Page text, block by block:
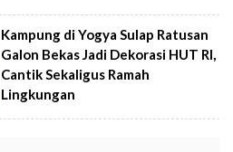
Kampung di Yogya Sulap Ratusan
Galon Bekas Jadi Dekorasi HUT RI,
Cantik Sekaligus Ramah
Lingkungan